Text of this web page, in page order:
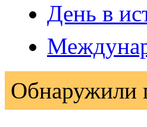
День в
Обнаружили